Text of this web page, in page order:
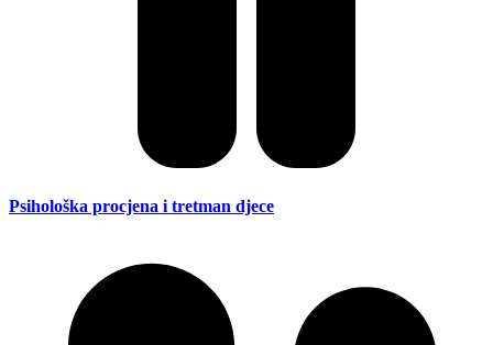
Psihološka procjena i tretman djece